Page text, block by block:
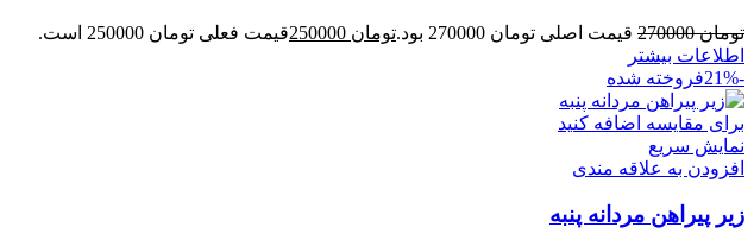
تومان270000 قیمت اصلی تومان 270000 بود. تومان
قیمت فعلی تومان 250000 است.
اطلاعات بیشتر
-21%
فروخته شده
برای مقایسه اضافه کنید
نمایش سریع
افزودن به علاقه مندی
زیر پیراهن مردانه پنبه